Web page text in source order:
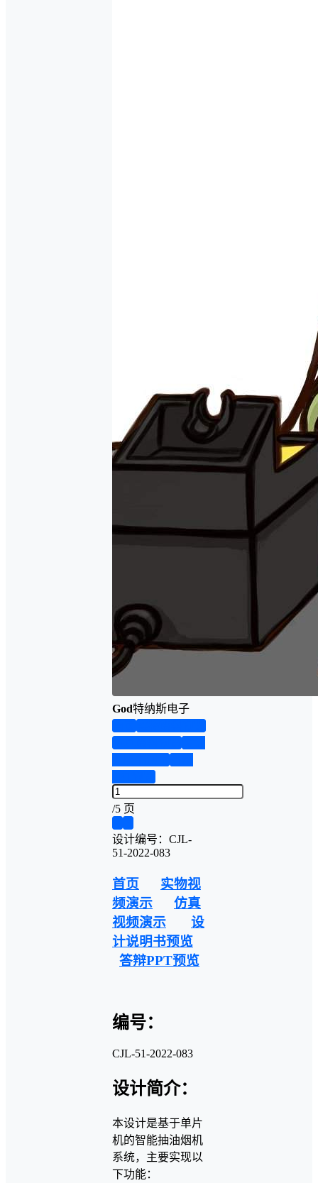
God特纳斯电子
/5 页
设计编号：CJL-
51-2022-083
首页
实物视
频演示
仿真
视频演示
设
计说明书预览
答辩PPT预览
编号：
CJL-51-2022-083
设计简介：
本设计是基于单片
机的智能抽油烟机
系统，主要实现以
下功能：